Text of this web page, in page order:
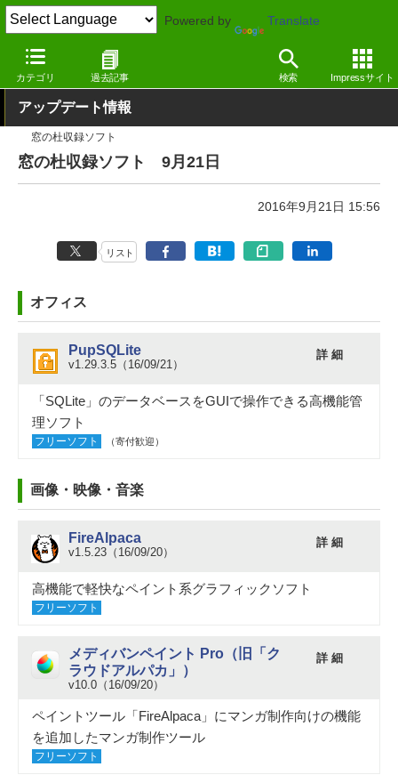
Powered by Translate
カテゴリ 過去記事 検索 Impressサイト
窓の杜 その他の話題 アップデート
アップデート情報
窓の杜収録ソフト
窓の杜収録ソフト 9月21日
2016年9月21日 15:56
リスト
オフィス
PupSQLite
v1.29.3.5（16/09/21）
詳 細
「SQLite」のデータベースをGUIで操作できる高機能管
理ソフト
フリーソフト （寄付歓迎）
画像・映像・音楽
FireAlpaca
v1.5.23（16/09/20）
詳 細
高機能で軽快なペイント系グラフィックソフト
フリーソフト
メディバンペイント Pro（旧「ク
ラウドアルパカ」）
v10.0（16/09/20）
詳 細
ペイントツール「FireAlpaca」にマンガ制作向けの機能
を追加したマンガ制作ツール
フリーソフト